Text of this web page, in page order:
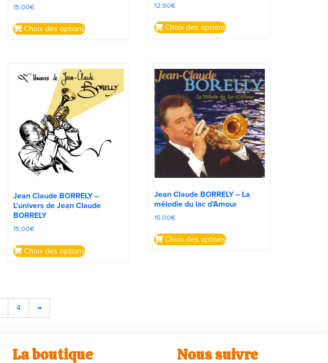
15,00€
Choix des options
12,90€
Choix des options
Jean Claude BORRELY –
L’univers de Jean Claude
BORRELY
15,00€
Choix des options
Jean Claude BORRELY – La
mélodie du lac d’Amour
15,00€
Choix des options
4 →
La boutique Nous suivre